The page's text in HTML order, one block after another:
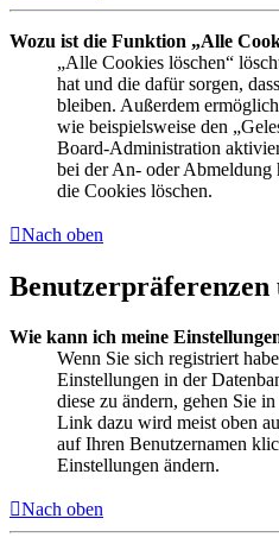
Wozu ist die Funktion „Alle
„Alle Cookies löschen“
hat und die dafür sorgen,
bleiben. Außerdem
wie beispielsweise den
Board-Administration
bei der An- oder Abmeldung
die Cookies löschen.
Nach oben
Benutzerpräferenzen
Wie kann ich meine
Wenn Sie sich registriert
Einstellungen in der
diese zu ändern, gehen Sie
Link dazu wird meist oben
auf Ihren Benutzernamen
Einstellungen ändern.
Nach oben